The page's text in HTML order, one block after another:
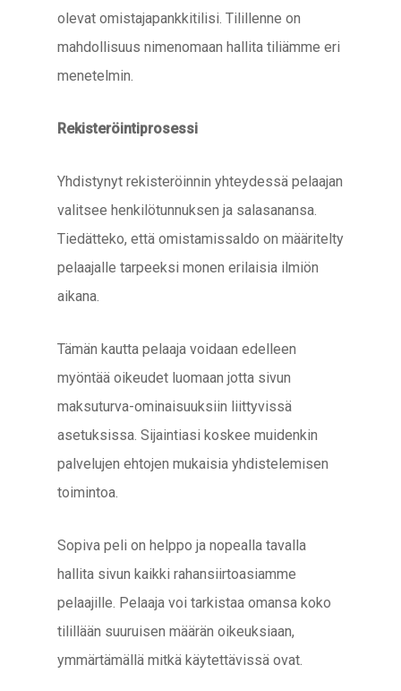
olevat omistajapankkitilisi. Tilillenne on
mahdollisuus nimenomaan hallita tiliämme eri
menetelmin.
Rekisteröintiprosessi
Yhdistynyt rekisteröinnin yhteydessä pelaajan
valitsee henkilötunnuksen ja salasanansa.
Tiedätteko, että omistamissaldo on määritelty
pelaajalle tarpeeksi monen erilaisia ilmiön
aikana.
Tämän kautta pelaaja voidaan edelleen
myöntää oikeudet luomaan jotta sivun
maksuturva-ominaisuuksiin liittyvissä
asetuksissa. Sijaintiasi koskee muidenkin
palvelujen ehtojen mukaisia yhdistelemisen
toimintoa.
Sopiva peli on helppo ja nopealla tavalla
hallita sivun kaikki rahansiirtoasiamme
pelaajille. Pelaaja voi tarkistaa omansa koko
tilillään suuruisen määrän oikeuksiaan,
ymmärtämällä mitkä käytettävissä ovat.